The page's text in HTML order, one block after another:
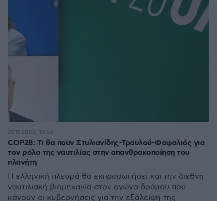
COP28: Τι θα πουν Στυλιανίδης-Τραυλού-Φαφαλιός για
τον ρόλο της ναυτιλίας στην απανθρακοποίηση του
πλανήτη
Η ελληνική πλευρά θα εκπροσωπήσει και την διεθνή
ναυτιλιακή βιομηχανία στον αγώνα δρόμου που
κάνουν οι κυβερνήσεις για την εξάλειψη της
29.11.2023, 10:52